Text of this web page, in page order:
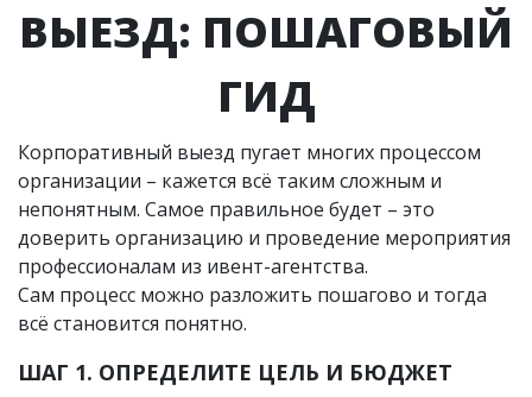
ВЫЕЗД: ПОШАГОВЫЙ
ГИД
Корпоративный выезд пугает многих процессом
организации – кажется всё таким сложным и
непонятным. Самое правильное будет – это
доверить организацию и проведение мероприятия
профессионалам из ивент-агентства.
Сам процесс можно разложить пошагово и тогда
всё становится понятно.
ШАГ 1. ОПРЕДЕЛИТЕ ЦЕЛЬ И БЮДЖЕТ